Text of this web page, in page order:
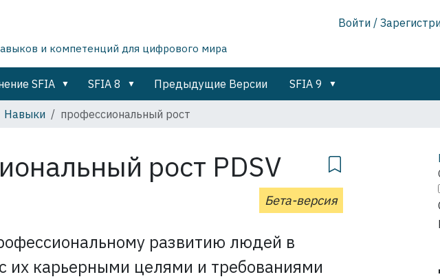
Войти /
и компетенций для цифрового мира
SFIA SFIA 8 Предыдущие Версии SFIA 9
Навыки профессиональный рост
рост PDSV
Бета-версия
развитию людей в
их карьерными целями и требованиями